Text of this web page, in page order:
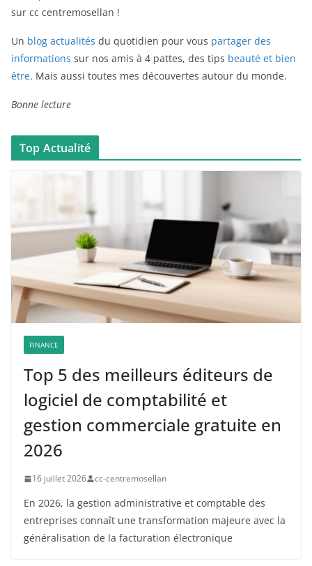
sur cc centremosellan !
Un blog actualités du quotidien pour vous partager des
informations sur nos amis à 4 pattes, des tips beauté et bien
être. Mais aussi toutes mes découvertes autour du monde.
Bonne lecture
Top Actualité
FINANCE
Top 5 des meilleurs éditeurs de
logiciel de comptabilité et
gestion commerciale gratuite en
2026
16 juillet 2026 cc-centremosellan
En 2026, la gestion administrative et comptable des
entreprises connaît une transformation majeure avec la
généralisation de la facturation électronique